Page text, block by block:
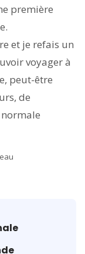
première
et je refais un
voyager à
peut-être
de